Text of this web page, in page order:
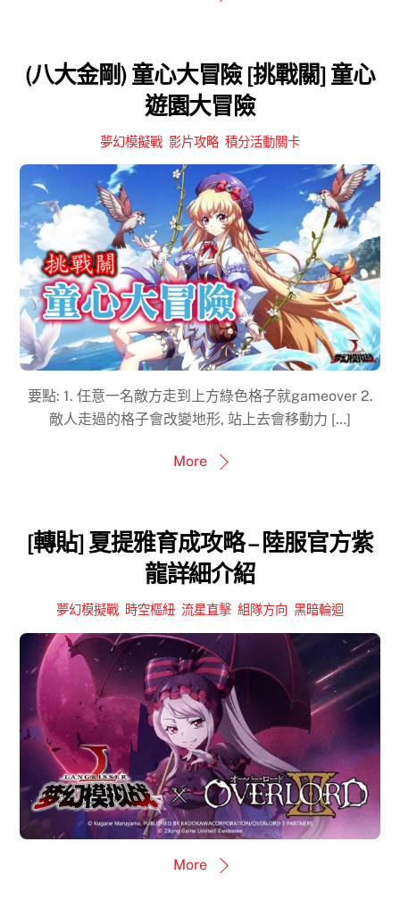
(八大金剛) 童心大冒險 [挑戰關] 童心
遊園大冒險
夢幻模擬戰 影片攻略 積分活動關卡
要點: 1. 任意一名敵方走到上方綠色格子就gameover 2.
敵人走過的格子會改變地形, 站上去會移動力 […]
More
[轉貼] 夏提雅育成攻略 – 陸服官方紫
龍詳細介紹
夢幻模擬戰 時空樞紐 流星直擊 組隊方向 黑暗輪迴
More